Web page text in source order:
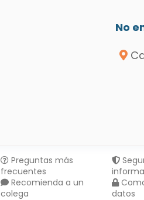
No
Preguntas más
frecuentes
Recomienda a un
colega
datos